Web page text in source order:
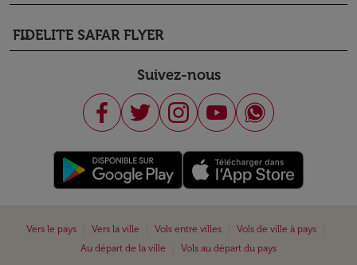
FIDELITE SAFAR FLYER
keyboard_arrow_down
Suivez-nous
Vers le pays Vers la ville Vols entre villes Vols de ville à pays
Au départ de la ville
Vols au départ du pays